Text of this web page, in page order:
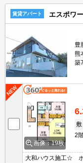
賃貸アパート エスポワ
豊
熊
築
画像：19枚
敷
2
大和ハウス施工☆